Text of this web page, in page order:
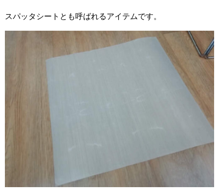
スパッタシートとも呼ばれるアイテムです。